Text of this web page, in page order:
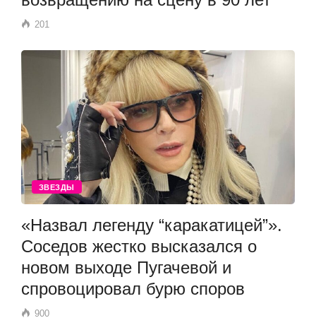
201
ЗВЕЗДЫ
«Назвал легенду “каракатицей”».
Соседов жестко высказался о
новом выходе Пугачевой и
спровоцировал бурю споров
900